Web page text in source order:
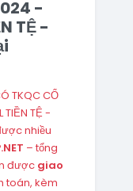
-
TỆ -
TKQC CỔ
TIỀN TỆ -
nhiều
– tổng
được giao
toán, kèm